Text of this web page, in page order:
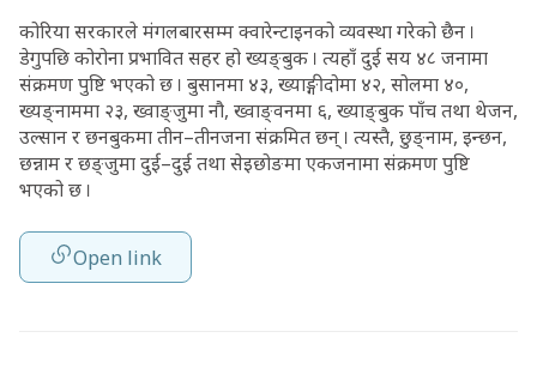
कोरिया सरकारले मंगलबारसम्म क्वारेन्टाइनको व्यवस्था गरेको छैन ।
डेगुपछि कोरोना प्रभावित सहर हो ख्यङ्बुक । त्यहाँ दुई सय ४८ जनामा
संक्रमण पुष्टि भएको छ । बुसानमा ४३, ख्याङ्गीदोमा ४२, सोलमा ४०,
ख्यङ्नाममा २३, ख्वाङ्जुमा नौ, ख्वाङ्वनमा ६, ख्याङ्बुक पाँच तथा थेजन,
उल्सान र छनबुकमा तीन–तीनजना संक्रमित छन् । त्यस्तै, छुङ्नाम, इन्छन,
छन्नाम र छङ्जुमा दुई–दुई तथा सेइछोङमा एकजनामा संक्रमण पुष्टि
भएको छ ।
Open link